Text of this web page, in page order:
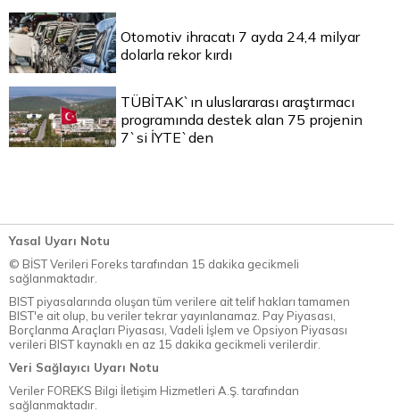
Otomotiv ihracatı 7 ayda 24,4 milyar
dolarla rekor kırdı
TÜBİTAK`ın uluslararası araştırmacı
programında destek alan 75 projenin
7`si İYTE`den
Yasal Uyarı Notu
© BİST Verileri Foreks tarafından 15 dakika gecikmeli
sağlanmaktadır.
BIST piyasalarında oluşan tüm verilere ait telif hakları tamamen
BIST'e ait olup, bu veriler tekrar yayınlanamaz. Pay Piyasası,
Borçlanma Araçları Piyasası, Vadeli İşlem ve Opsiyon Piyasası
verileri BIST kaynaklı en az 15 dakika gecikmeli verilerdir.
Veri Sağlayıcı Uyarı Notu
Veriler FOREKS Bilgi İletişim Hizmetleri A.Ş. tarafından
sağlanmaktadır.